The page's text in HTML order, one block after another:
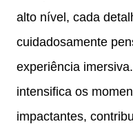
alto nível, cada
cuidadosamente
experiência imersiva.
intensifica os
impactantes,